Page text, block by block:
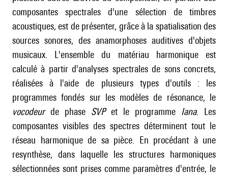
composantes spectrales d'une sélection de timbres
acoustiques, est de présenter, grâce à la spatialisation des
sources sonores, des anamorphoses auditives d'objets
musicaux. L'ensemble du matériau harmonique est
calculé à partir d'analyses spectrales de sons concrets,
réalisées à l'aide de plusieurs types d'outils : les
programmes fondés sur les modèles de résonance, le
vocodeurde phase SVPet le programme Iana. Les
composantes visibles des spectres déterminent tout le
réseau harmonique de sa pièce. En procédant à une
resynthèse, dans laquelle les structures harmoniques
sélectionnées sont prises comme paramètres d'entrée, le